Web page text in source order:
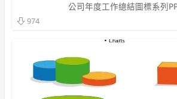
公司年度工作總結圖標系列
974